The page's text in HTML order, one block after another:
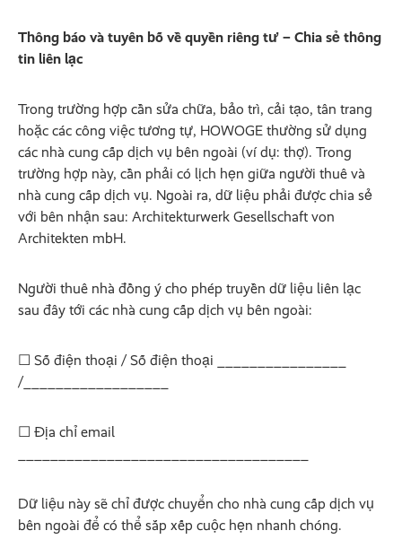
Thông báo và tuyên bố về quyền riêng tư – Chia sẻ thông
tin liên lạc
Trong trường hợp cần sửa chữa, bảo trì, cải tạo, tân trang
hoặc các công việc tương tự, HOWOGE thường sử dụng
các nhà cung cấp dịch vụ bên ngoài (ví dụ: thợ). Trong
trường hợp này, cần phải có lịch hẹn giữa người thuê và
nhà cung cấp dịch vụ. Ngoài ra, dữ liệu phải được chia sẻ
với bên nhận sau: Architekturwerk Gesellschaft von
Architekten mbH.
Người thuê nhà đồng ý cho phép truyền dữ liệu liên lạc
sau đây tới các nhà cung cấp dịch vụ bên ngoài:
☐ Số điện thoại / Số điện thoại ________________
/__________________
☐ Địa chỉ email
Dữ liệu này sẽ chỉ được chuyển cho nhà cung cấp dịch vụ
bên ngoài để có thể sắp xếp cuộc hẹn nhanh chóng.